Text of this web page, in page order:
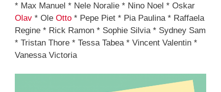
* Max Manuel * Nele Noralie * Nino Noel * Oskar
Olav * Ole Otto * Pepe Piet * Pia Paulina * Raffaela
Regine * Rick Ramon * Sophie Silvia * Sydney Sam
* Tristan Thore * Tessa Tabea * Vincent Valentin *
Vanessa Victoria